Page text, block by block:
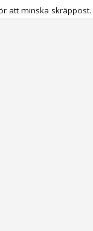
att minska skräppost.